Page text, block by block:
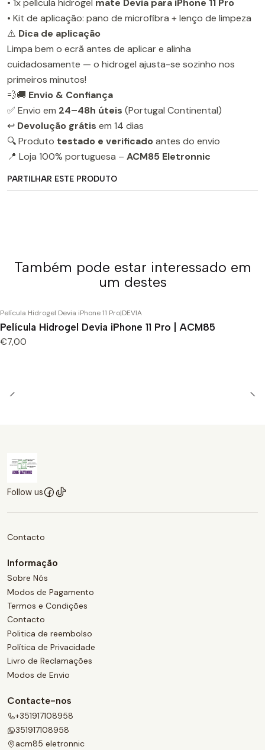
• 1x película hidrogel mate Devia para iPhone 11 Pro
• Kit de aplicação: pano de microfibra + lenço de limpeza
⚠️ Dica de aplicação
Limpa bem o ecrã antes de aplicar e alinha
cuidadosamente — o hidrogel ajusta-se sozinho nos
primeiros minutos!
💨🚚 Envio & Confiança
✅ Envio em 24–48h úteis (Portugal Continental)
↩️ Devolução grátis em 14 dias
🔍 Produto testado e verificadoantes do envio
📍 Loja 100% portuguesa – ACM85 Eletronnic
PARTILHAR ESTE PRODUTO
Também pode estar interessado em
um destes
Película Hidrogel Devia iPhone 11 Pro|DEVIA
Película Hidrogel Devia iPhone 11 Pro | ACM85
€7,00
Follow us
Contacto
Informação
Sobre Nós
Modos de Pagamento
Termos e Condições
Contacto
Politica de reembolso
Política de Privacidade
Livro de Reclamações
Modos de Envio
Contacte-nos
+351917108958
351917108958
acm85 eletronnic